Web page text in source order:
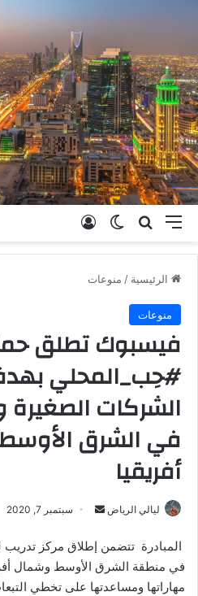
القائمة بحث عنالوضع المظلم
الرئيسية / منوعات
منوعات
فيسبوك تطلق
#حِب_المحلي
الشركات
في الشرق
أفريقيا
ليالي الرياض
أرسل
إلكترونيا
سبتمبر 7, 2020
المبادرة تتضمن إطلاق مركز
في منطقة الشرق الأوسط وشمال
مهاراتها ومساعدتها على تخطي